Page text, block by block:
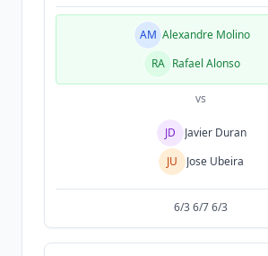
AM Alexandre Molino
RA Rafael Alonso
vs
JD
Javier Duran
JU
Jose Ubeira
6/3 6/7 6/3